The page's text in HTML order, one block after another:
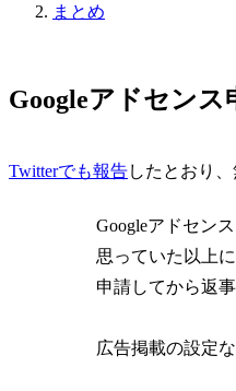
まとめ
Googleアドセンス
Twitterでも報告したとおり
Googleアドセン
思っていた以上に
申請してから返
広告掲載の設定